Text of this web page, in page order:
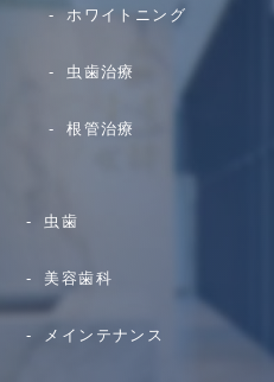
ホワイトニング
虫歯治療
根管治療
虫歯
美容歯科
メインテナンス